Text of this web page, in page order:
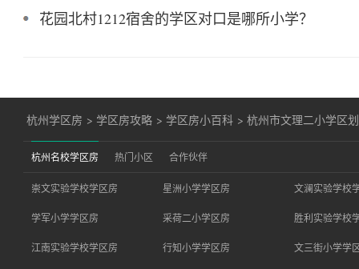
花园北村1212宿舍的学区对口是哪所小学？
杭州学区房 > 学区房攻略 > 学区房小百科 >杭州市文理二小学区
杭州名校学区房 热门小区 合作伙伴
崇文实验学校学区房 星洲小学学区房 文澜实验学校
学军小学学区房 采荷二小学区房 胜利实验学校
江南实验学校学区房 行知小学学区房 文三街小学学